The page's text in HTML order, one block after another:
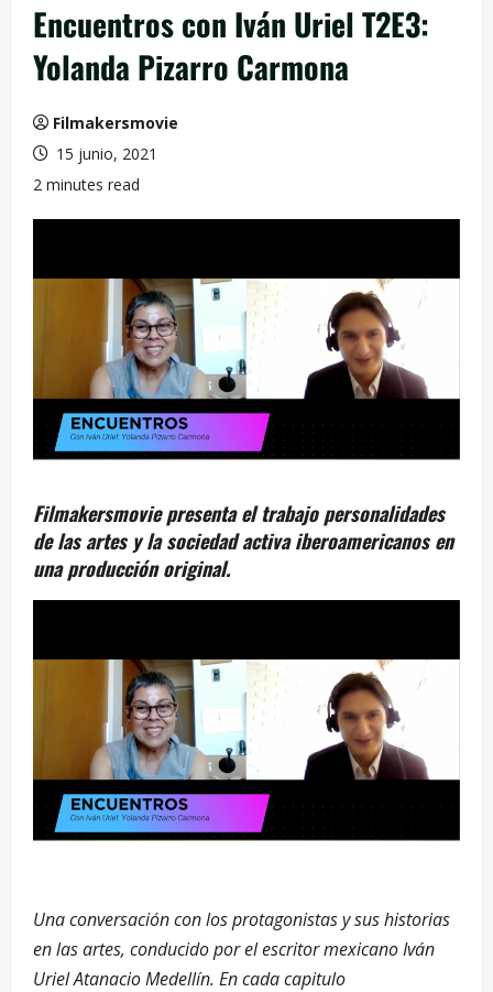
Encuentros con Iván Uriel T2E3:
Yolanda Pizarro Carmona
Filmakersmovie
15 junio, 2021
2 minutes read
Filmakersmovie presenta el trabajo personalidades
de las artes y la sociedad activa iberoamericanos en
una producción original.
Una conversación con los protagonistas y sus historias
en las artes, conducido por el escritor mexicano Iván
Uriel Atanacio Medellín. En cada capitulo